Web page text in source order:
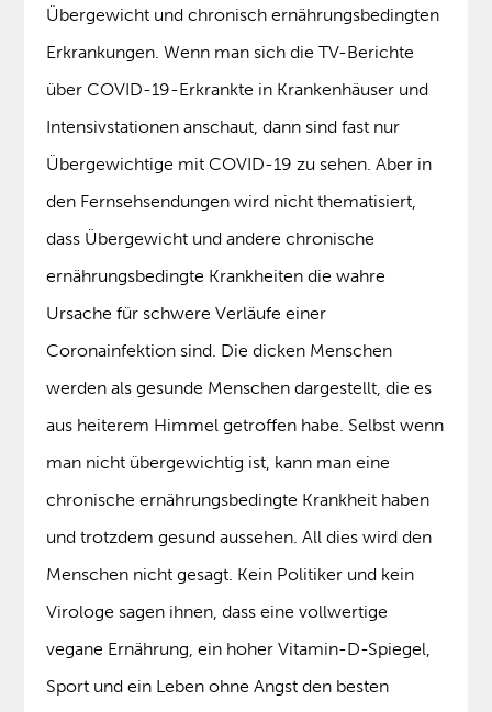
Übergewicht und chronisch ernährungsbedingten
Erkrankungen. Wenn man sich die TV-Berichte
über COVID-19-Erkrankte in Krankenhäuser und
Intensivstationen anschaut, dann sind fast nur
Übergewichtige mit COVID-19 zu sehen. Aber in
den Fernsehsendungen wird nicht thematisiert,
dass Übergewicht und andere chronische
ernährungsbedingte Krankheiten die wahre
Ursache für schwere Verläufe einer
Coronainfektion sind. Die dicken Menschen
werden als gesunde Menschen dargestellt, die es
aus heiterem Himmel getroffen habe. Selbst wenn
man nicht übergewichtig ist, kann man eine
chronische ernährungsbedingte Krankheit haben
und trotzdem gesund aussehen. All dies wird den
Menschen nicht gesagt. Kein Politiker und kein
Virologe sagen ihnen, dass eine vollwertige
vegane Ernährung, ein hoher Vitamin-D-Spiegel,
Sport und ein Leben ohne Angst den besten